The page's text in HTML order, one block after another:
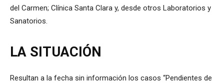
del Carmen; Clínica Santa Clara y, desde otros Laboratorios y
Sanatorios.
LA SITUACIÓN
Resultan a la fecha sin información los casos “Pendientes de